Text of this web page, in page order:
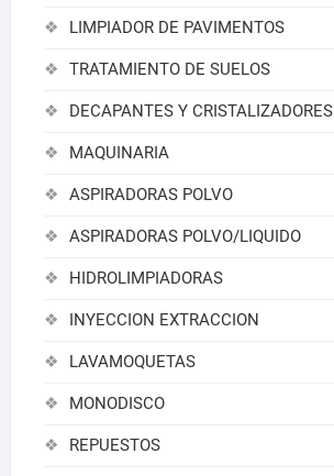
LIMPIADOR DE PAVIMENTOS
TRATAMIENTO DE SUELOS
DECAPANTES Y CRISTALIZADORES
MAQUINARIA
ASPIRADORAS POLVO
ASPIRADORAS POLVO/LIQUIDO
HIDROLIMPIADORAS
INYECCION EXTRACCION
LAVAMOQUETAS
MONODISCO
REPUESTOS